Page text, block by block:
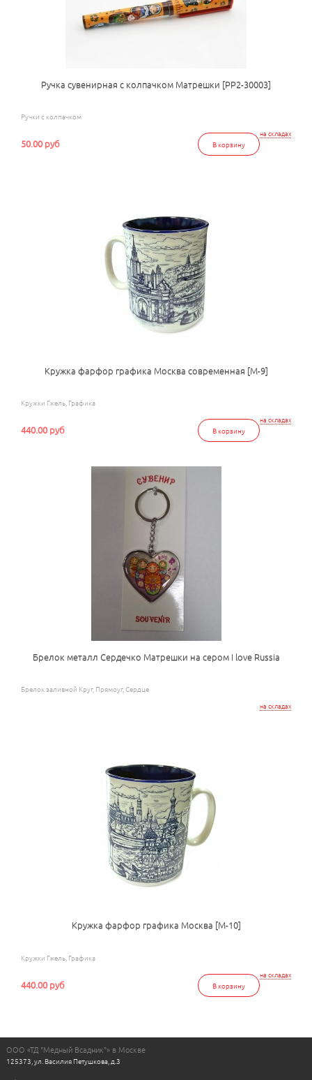
Ручка сувенирная с колпачком Матрешки [РР2-30003]
Ручки с колпачком
на складах
В корзину
50.00 руб
Кружка фарфор графика Москва современная [М-9]
Кружки Гжель, Графика
на складах
В корзину
440.00 руб
Брелок металл Сердечко Матрешки на сером I love Russia
Брелок заливной Круг, Прямоуг, Сердце
на складах
Кружка фарфор графика Москва [М-10]
Кружки Гжель, Графика
на складах
В корзину
440.00 руб
ООО «ТД "Медный Всадник"» в Москве
125373, ул. Василия Петушкова, д.3